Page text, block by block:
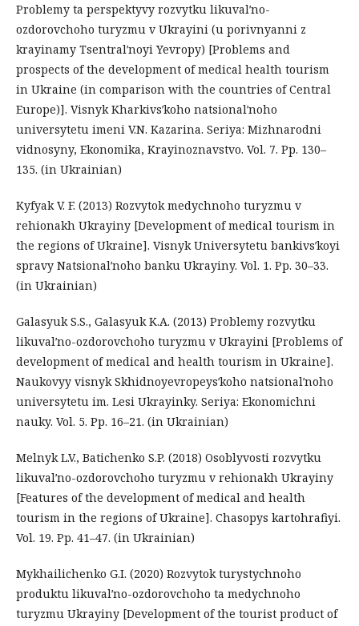
Problemy ta perspektyvy rozvytku likuvalʹno-
ozdorovchoho turyzmu v Ukrayini (u porivnyanni z
krayinamy Tsentralʹnoyi Yevropy) [Problems and
prospects of the development of medical health tourism
in Ukraine (in comparison with the countries of Central
Europe)]. Visnyk Kharkivsʹkoho natsionalʹnoho
universytetu imeni V.N. Kazarina. Seriya: Mizhnarodni
vidnosyny, Ekonomika, Krayinoznavstvo. Vol. 7. Pp. 130–
135. (in Ukrainian)
Kyfyak V. F. (2013) Rozvytok medychnoho turyzmu v
rehionakh Ukrayiny [Development of medical tourism in
the regions of Ukraine]. Visnyk Universytetu bankivsʹkoyi
spravy Natsionalʹnoho banku Ukrayiny. Vol. 1. Pp. 30–33.
(in Ukrainian)
Galasyuk S.S., Galasyuk K.A. (2013) Problemy rozvytku
likuvalʹno-ozdorovchoho turyzmu v Ukrayini [Problems of
development of medical and health tourism in Ukraine].
Naukovyy visnyk Skhidnoyevropeysʹkoho natsionalʹnoho
universytetu im. Lesi Ukrayinky. Seriya: Ekonomichni
nauky. Vol. 5. Рр. 16–21. (in Ukrainian)
Melnyk L.V., Batichenko S.P. (2018) Osoblyvosti rozvytku
likuvalʹno-ozdorovchoho turyzmu v rehionakh Ukrayiny
[Features of the development of medical and health
tourism in the regions of Ukraine]. Chasopys kartohrafiyi.
Vol. 19. Pp. 41–47. (in Ukrainian)
Mykhailichenko G.I. (2020) Rozvytok turystychnoho
produktu likuvalʹno-ozdorovchoho ta medychnoho
turyzmu Ukrayiny [Development of the tourist product of